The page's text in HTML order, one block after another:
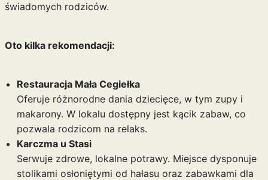
świadomych rodziców.
Oto kilka rekomendacji:
Restauracja Mała Cegiełka
Oferuje różnorodne dania dziecięce, w tym zupy i
makarony. W lokalu dostępny jest kącik zabaw, co
pozwala rodzicom na relaks.
Karczma u Stasi
Serwuje zdrowe, lokalne potrawy. Miejsce dysponuje
stolikami osłoniętymi od hałasu oraz zabawkami dla